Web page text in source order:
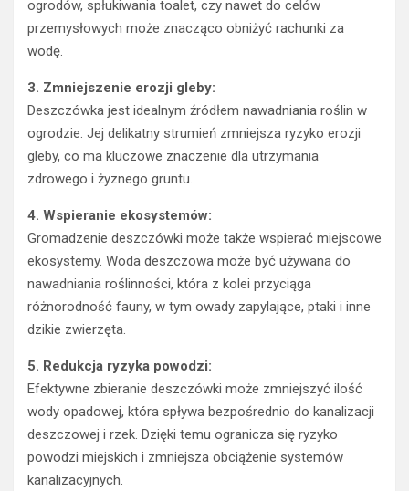
ogrodów, spłukiwania toalet, czy nawet do celów
przemysłowych może znacząco obniżyć rachunki za
wodę.
3. Zmniejszenie erozji gleby:
Deszczówka jest idealnym źródłem nawadniania roślin w
ogrodzie. Jej delikatny strumień zmniejsza ryzyko erozji
gleby, co ma kluczowe znaczenie dla utrzymania
zdrowego i żyznego gruntu.
4. Wspieranie ekosystemów:
Gromadzenie deszczówki może także wspierać miejscowe
ekosystemy. Woda deszczowa może być używana do
nawadniania roślinności, która z kolei przyciąga
różnorodność fauny, w tym owady zapylające, ptaki i inne
dzikie zwierzęta.
5. Redukcja ryzyka powodzi:
Efektywne zbieranie deszczówki może zmniejszyć ilość
wody opadowej, która spływa bezpośrednio do kanalizacji
deszczowej i rzek. Dzięki temu ogranicza się ryzyko
powodzi miejskich i zmniejsza obciążenie systemów
kanalizacyjnych.